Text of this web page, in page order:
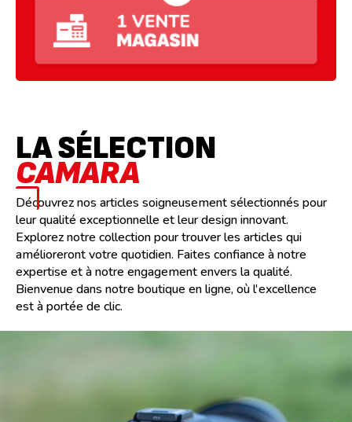
LA SÉLECTION
CAMARA
Découvrez nos articles soigneusement sélectionnés pour
amélioreront votre quotidien. Faites confiance à notre
expertise et à notre engagement envers la qualité.
Bienvenue dans notre boutique en ligne, où l'excellence
est à portée de clic.